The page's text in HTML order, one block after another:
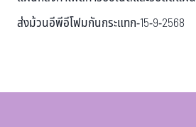
ส่งม้วนอีพีอีโฟมกันกระแทก-15-9-2568